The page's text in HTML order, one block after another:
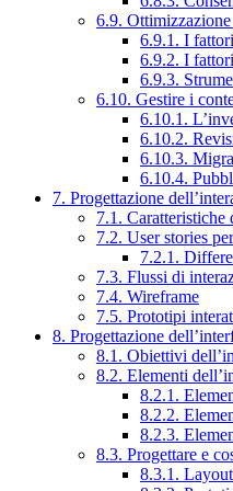
6.9.
6.9.1. I fattori
6.9.2. I fattori
6.9.3.
6.10. Gestire i
6.10.1.
6.10.2.
6.10.3.
6.10.4.
7. Progettazione
7.1. Caratteristiche
7.2. User stories
7.2.1.
7.3. Flussi di
7.4. Wireframe
7.5. Prototipi
8. Progettazione
8.1. Obiettivi
8.2. Elementi
8.2.1.
8.2.2.
8.2.3.
8.3. Progettare e
8.3.1.